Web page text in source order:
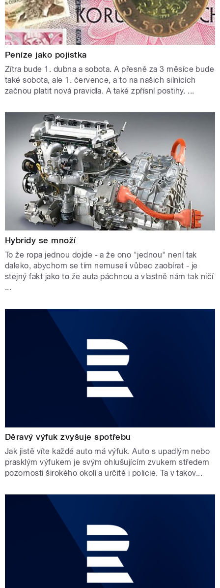
Peníze jako pojistka
Zítra bude 1. dubna a sobota. A přesně za 3 měsíce bude
také sobota, ale 1. července, a to na našich silnicích
začnou platit nová pravidla. A také zpřísní postihy. ...
Hybridy se množí
To že ropa jednou dojde - a že ono "jednou" není tak
daleko, abychom se tím nemuseli vůbec zaobírat - je
stejný fakt jako to že auta páchnou a vlastně nám tak ničí
...
Děravý výfuk zvyšuje spotřebu
Jak jistě víte každé auto má výfuk. Auto s upadlým nebo
prasklým výfukem je svým ohlušujícím zvukem středem
pozornosti širokého okolí a určitě i policie. Ta v takov...